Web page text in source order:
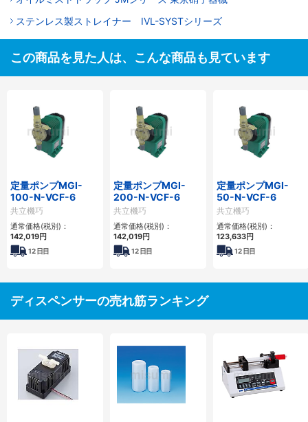
ステンレス製ストレイナー IVL-SYSTシリーズ
この商品を見た人は、こんな商品も見ています
定量ポンプMGI-
100-N-VCF-6
共立機巧
通常価格(税別)：
142,019円
12日目
定量ポンプMGI-
200-N-VCF-6
共立機巧
通常価格(税別)：
142,019円
12日目
定量ポンプMGI-
50-N-VCF-6
共立機巧
通常価格(税別)：
123,633円
12日目
ディスペンサーの売れ筋ランキング